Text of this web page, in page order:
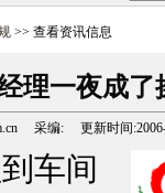
>> 查看资讯信息
理一夜成了
采编: 更新时间:2006-
车间